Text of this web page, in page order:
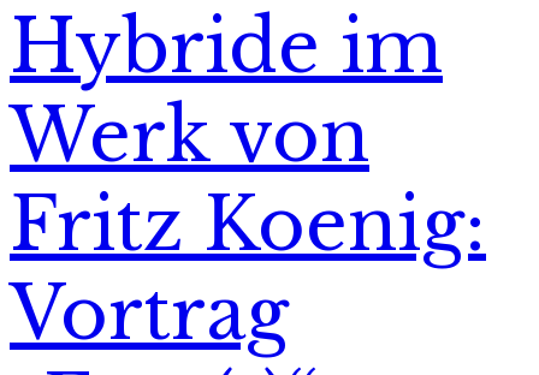
Hybride im
Werk von
Fritz Koenig:
Vortrag